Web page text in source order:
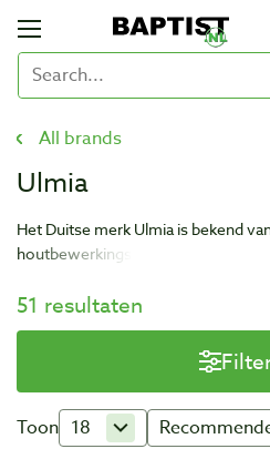
All brands
Ulmia
Het Duitse merk Ulmia is bekend
houtbewerkingsgereedschappen.
van het gereedschap erg belangrijk is.
51 resultaten
Toon 18